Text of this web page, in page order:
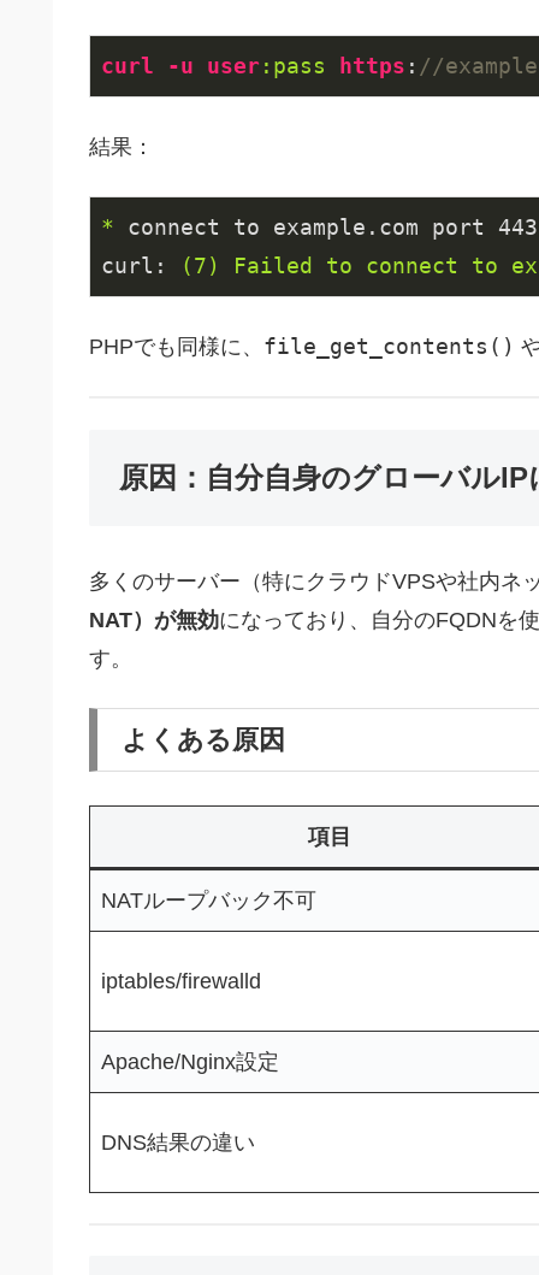
curl -u user :pass https : //
結果：
*
connect to example.com port
curl:
(7) Failed to connect to
PHPでも同様に、 file_get_contents()
原因：自分自身のグローバル
多くのサーバー（特にクラウドVPSや社内ネ
NAT）が無効になっており、自分のFQDNを
す。
よくある原因
項目
NATループバック不可
iptables/firewalld
Apache/Nginx設定
DNS結果の違い